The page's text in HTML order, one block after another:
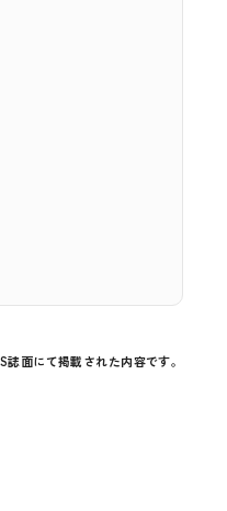
誌面にて掲載された内容です。